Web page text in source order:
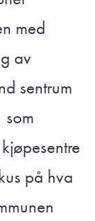
med
av
sentrum
på hva